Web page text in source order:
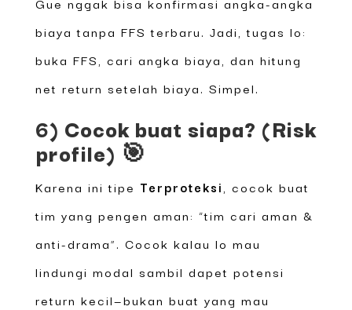
biaya tanpa FFS terbaru. Jadi, tugas lo:
buka FFS, cari angka biaya, dan hitung
net return setelah biaya. Simpel.
6) Cocok buat siapa? (Risk
profile) 🎯
Karena ini tipe Terproteksi , cocok buat
tim yang pengen aman: “tim cari aman &
anti-drama”. Cocok kalau lo mau
lindungi modal sambil dapet potensi
return kecil—bukan buat yang mau